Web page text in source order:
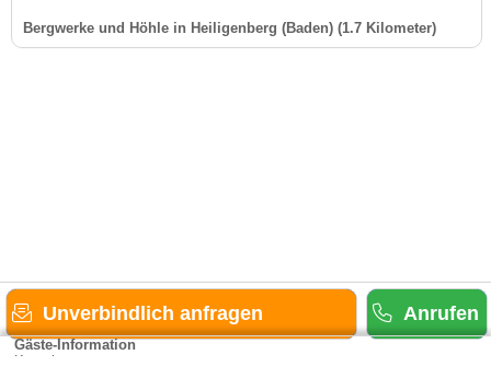
Bergwerke und Höhle in Heiligenberg (Baden) (1.7 Kilometer)
Unverbindlich anfragen Anrufen
Gäste-Information
Kontakt